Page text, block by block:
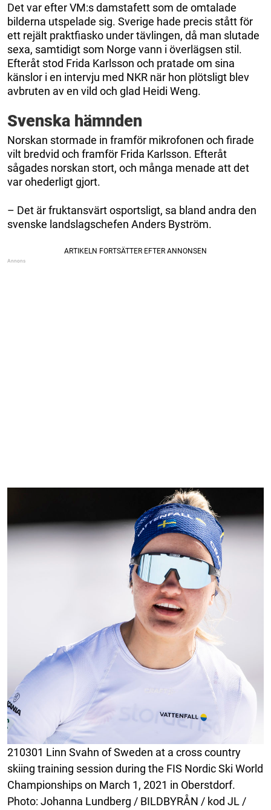
Det var efter VM:s damstafett som de omtalade
bilderna utspelade sig. Sverige hade precis stått för
ett rejält praktfiasko under tävlingen, då man slutade
sexa, samtidigt som Norge vann i överlägsen stil.
Efteråt stod Frida Karlsson och pratade om sina
känslor i en intervju med NKR när hon plötsligt blev
avbruten av en vild och glad Heidi Weng.
Svenska hämnden
Norskan stormade in framför mikrofonen och firade
vilt bredvid och framför Frida Karlsson. Efteråt
sågades norskan stort, och många menade att det
var ohederligt gjort.
– Det är fruktansvärt osportsligt, sa bland andra den
svenske landslagschefen Anders Byström.
210301 Linn Svahn of Sweden at a cross country
skiing training session during the FIS Nordic Ski World
Championships on March 1, 2021 in Oberstdorf.
Photo: Johanna Lundberg / BILDBYRÅN / kod JL /